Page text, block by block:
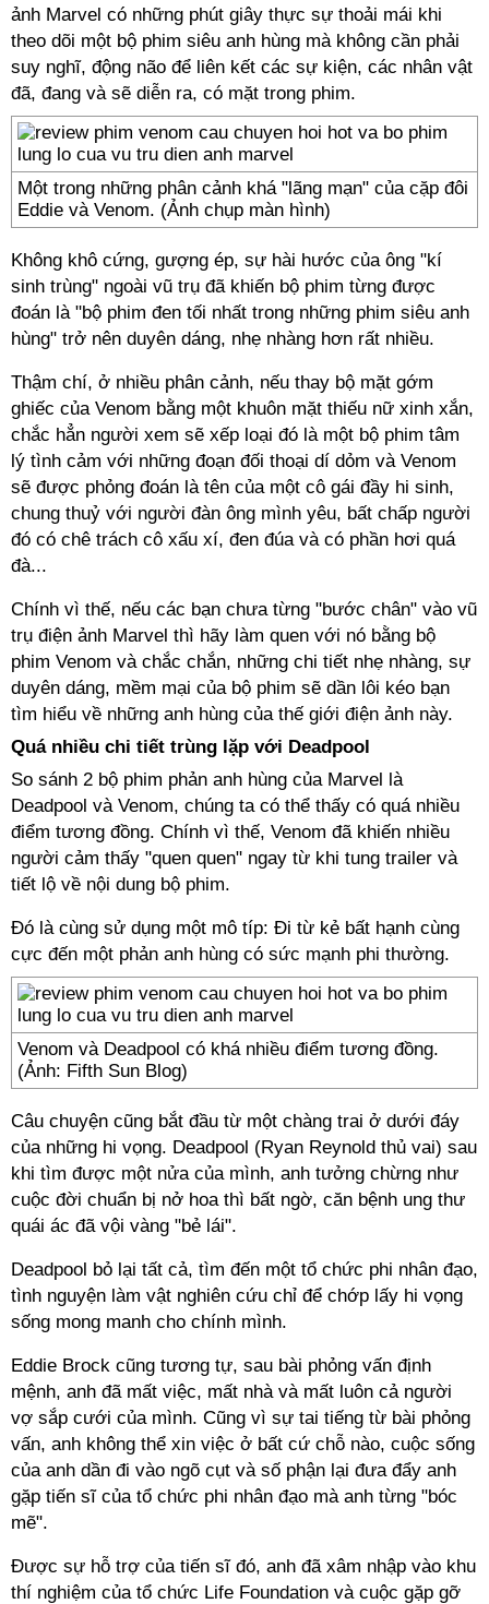
ảnh Marvel có những phút giây thực sự thoải mái khi
theo dõi một bộ phim siêu anh hùng mà không cần phải
suy nghĩ, động não để liên kết các sự kiện, các nhân vật
đã, đang và sẽ diễn ra, có mặt trong phim.
Một trong những phân cảnh khá "lãng mạn" của cặp đôi
Eddie và Venom. (Ảnh chụp màn hình)
Không khô cứng, gượng ép, sự hài hước của ông "kí
sinh trùng" ngoài vũ trụ đã khiến bộ phim từng được
đoán là "bộ phim đen tối nhất trong những phim siêu anh
hùng" trở nên duyên dáng, nhẹ nhàng hơn rất nhiều.
Thậm chí, ở nhiều phân cảnh, nếu thay bộ mặt gớm
ghiếc của Venom bằng một khuôn mặt thiếu nữ xinh xắn,
chắc hẳn người xem sẽ xếp loại đó là một bộ phim tâm
lý tình cảm với những đoạn đối thoại dí dỏm và Venom
sẽ được phỏng đoán là tên của một cô gái đầy hi sinh,
chung thuỷ với người đàn ông mình yêu, bất chấp người
đó có chê trách cô xấu xí, đen đúa và có phần hơi quá
đà...
Chính vì thế, nếu các bạn chưa từng "bước chân" vào vũ
trụ điện ảnh Marvel thì hãy làm quen với nó bằng bộ
phim Venom và chắc chắn, những chi tiết nhẹ nhàng, sự
duyên dáng, mềm mại của bộ phim sẽ dần lôi kéo bạn
tìm hiểu về những anh hùng của thế giới điện ảnh này.
Quá nhiều chi tiết trùng lặp với Deadpool
So sánh 2 bộ phim phản anh hùng của Marvel là
Deadpool và Venom, chúng ta có thể thấy có quá nhiều
điểm tương đồng. Chính vì thế, Venom đã khiến nhiều
người cảm thấy "quen quen" ngay từ khi tung trailer và
tiết lộ về nội dung bộ phim.
Đó là cùng sử dụng một mô típ: Đi từ kẻ bất hạnh cùng
cực đến một phản anh hùng có sức mạnh phi thường.
Venom và Deadpool có khá nhiều điểm tương đồng.
(Ảnh: Fifth Sun Blog)
Câu chuyện cũng bắt đầu từ một chàng trai ở dưới đáy
của những hi vọng. Deadpool (Ryan Reynold thủ vai) sau
khi tìm được một nửa của mình, anh tưởng chừng như
cuộc đời chuẩn bị nở hoa thì bất ngờ, căn bệnh ung thư
quái ác đã vội vàng "bẻ lái".
Deadpool bỏ lại tất cả, tìm đến một tổ chức phi nhân đạo,
tình nguyện làm vật nghiên cứu chỉ để chớp lấy hi vọng
sống mong manh cho chính mình.
Eddie Brock cũng tương tự, sau bài phỏng vấn định
mệnh, anh đã mất việc, mất nhà và mất luôn cả người
vợ sắp cưới của mình. Cũng vì sự tai tiếng từ bài phỏng
vấn, anh không thể xin việc ở bất cứ chỗ nào, cuộc sống
của anh dần đi vào ngõ cụt và số phận lại đưa đẩy anh
gặp tiến sĩ của tổ chức phi nhân đạo mà anh từng "bóc
mẽ".
Được sự hỗ trợ của tiến sĩ đó, anh đã xâm nhập vào khu
thí nghiệm của tổ chức Life Foundation và cuộc gặp gỡ